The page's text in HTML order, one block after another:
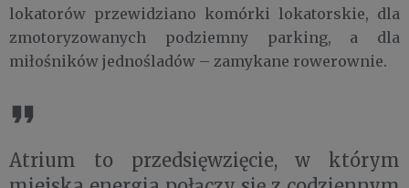
lokatorów przewidziano komórki lokatorskie, dla
zmotoryzowanych podziemny parking, a dla
miłośników jednośladów – zamykane rowerownie.
Atrium to przedsięwzięcie, w którym